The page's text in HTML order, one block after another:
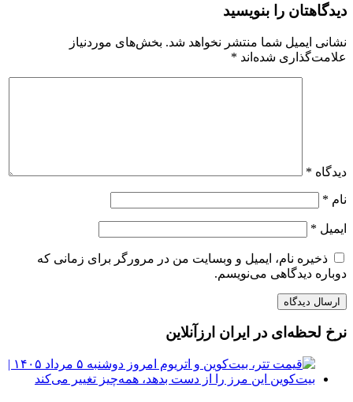
دیدگاهتان را بنویسید
نشانی ایمیل شما منتشر نخواهد شد. بخش‌های موردنیاز
علامت‌گذاری شده‌اند *
دیدگاه *
نام *
ایمیل *
ذخیره نام، ایمیل و وبسایت من در مرورگر برای زمانی که
دوباره دیدگاهی می‌نویسم.
نرخ لحظه‌ای در ایران ارزآنلاین